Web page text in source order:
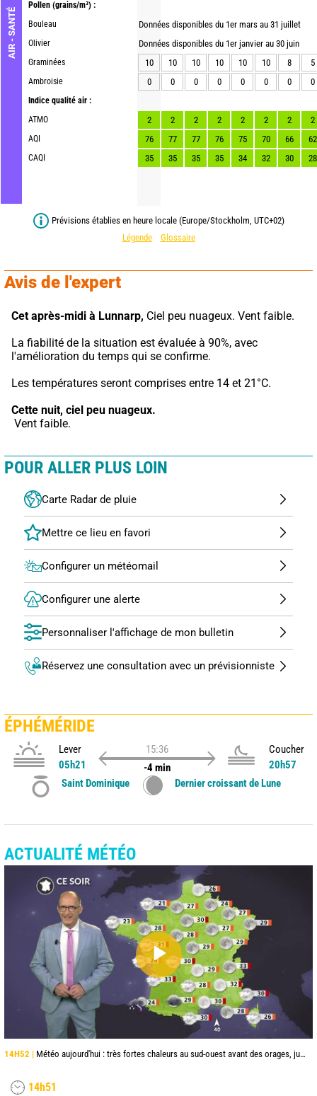
AIR - SANTÉ
Pollen (grains/m³) :
Bouleau
Olivier
Graminées
Ambroisie
Indice qualité air :
ATMO
AQI
CAQI
Données disponibles du 1er mars au 31 juillet
Données disponibles du 1er janvier au 30 juin
10
10 10 10 10 10 8
5
0
0 0 0 0 0 0 0
2 2 2 2 2 2 2
2
76
77 77 76 75 70 66
62
35
35 35 35 34 32 30 28
Prévisions établies en heure locale (Europe/Stockholm, UTC+02)
Légende
Glossaire
Avis de l'expert
Cet après-midi à Lunnarp, Ciel peu nuageux. Vent faible.
La fiabilité de la situation est évaluée à 90%, avec
l'amélioration du temps qui se confirme.
Les températures seront comprises entre 14 et 21°C.
Cette nuit, ciel peu nuageux.
Vent faible.
POUR ALLER PLUS LOIN
Carte Radar de pluie
Configurer un météomail
Configurer une alerte
Personnaliser l'affichage de mon bulletin
Réservez une consultation avec un prévisionniste
ÉPHÉMÉRIDE
Lever
05h21
15:36
-4 min
Coucher
20h57
Saint Dominique
Dernier croissant de Lune
ACTUALITÉ MÉTÉO
14H52 | Météo aujourd'hui : très fortes chaleurs au sud-ouest avant des orages, jusqu'à 39°C
14h51